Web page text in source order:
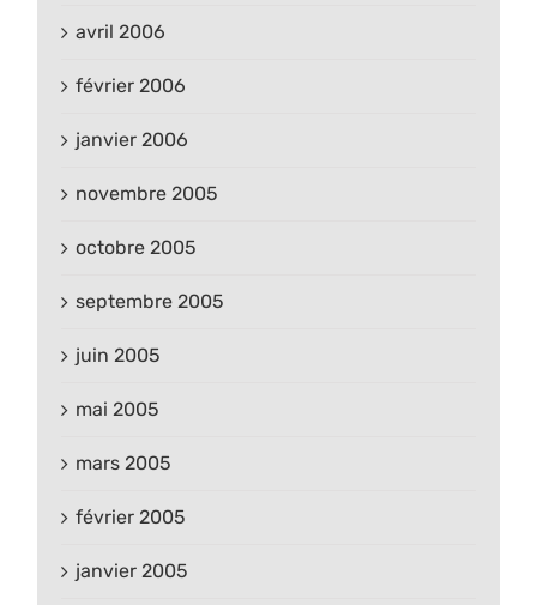
avril 2006
février 2006
janvier 2006
novembre 2005
octobre 2005
septembre 2005
juin 2005
mai 2005
mars 2005
février 2005
janvier 2005